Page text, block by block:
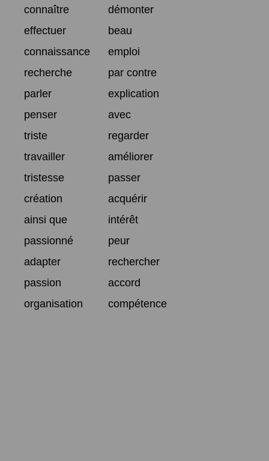
connaître
démonter
effectuer
beau
connaissance
emploi
recherche
par contre
parler
explication
penser
avec
triste
regarder
travailler
améliorer
tristesse
passer
création
acquérir
ainsi que
intérêt
passionné
peur
adapter
rechercher
passion
accord
organisation
compétence